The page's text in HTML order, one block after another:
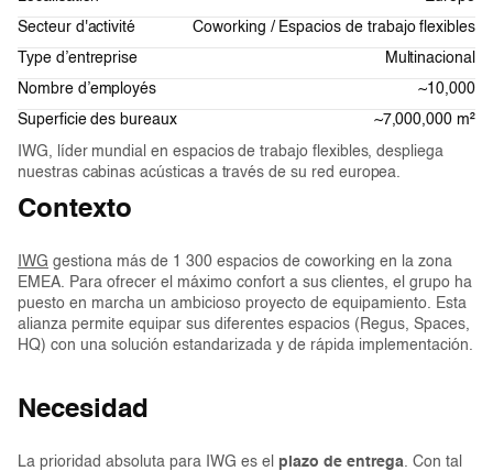
Secteur d'activité
Coworking / Espacios de trabajo flexibles
Type d’entreprise
Multinacional
Nombre d’employés
~10,000
Superficie des bureaux
~7,000,000 m²
IWG, líder mundial en espacios de trabajo flexibles, despliega
nuestras cabinas acústicas a través de su red europea.
Contexto
IWG gestiona más de 1 300 espacios de coworking en la zona
EMEA. Para ofrecer el máximo confort a sus clientes, el grupo ha
puesto en marcha un ambicioso proyecto de equipamiento. Esta
alianza permite equipar sus diferentes espacios (Regus, Spaces,
HQ) con una solución estandarizada y de rápida implementación.
Necesidad
La prioridad absoluta para IWG es el plazo de entrega. Con tal